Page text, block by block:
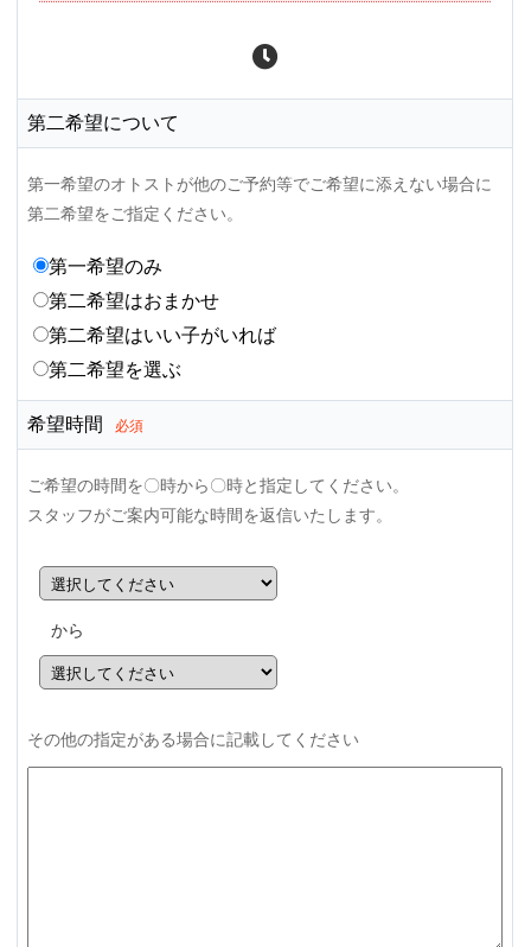
第二希望について
第一希望のオトストが他のご予約等でご希望に添えない場合に
第二希望をご指定ください。
第一希望のみ
第二希望はおまかせ
第二希望はいい子がいれば
第二希望を選ぶ
希望時間 必須
ご希望の時間を〇時から〇時と指定してください。
スタッフがご案内可能な時間を返信いたします。
から
その他の指定がある場合に記載してください